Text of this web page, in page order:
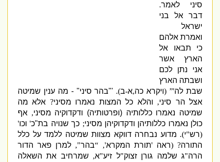
סיני לאמר.
דבר אל בני
ישראל
ואמרת אלהם
כי תבאו אל
הארץ אשר
אני נתן לכם
ושבתה הארץ
שבת לה'” (ויקרא כה,א-ב).
'
" בהר סיני" - מה ענין שמיטה
אצל הר סיני,והלא כל המצות נאמרו מסיני?אלא מה
שמיטה נאמרו כללותיה(ופרטותיה)ודקדוקיה מסיני,אף
כולן נאמרו כללותיהן ודקדוקיהן מסיני;כך שנויה בת"כ'וכו '
רש"י).מדוע נבחרה דווקא מצוות שמיטה ללמד על כלל
התורה? (ראה'תורת המקרא', “ בהר",למרן פאר הדור
הרה"ג שלמה גורן זצוק"ל זיע"א,שמרחיב את השאלה